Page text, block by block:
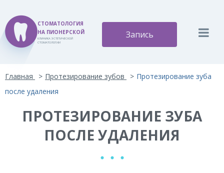
СТОМАТОЛОГИЯ
НА ПИОНЕРСКОЙ
КЛИНИКА ЭСТЕТИЧЕСКОЙ
СТОМАТОЛОГИИ
Запись
Главная Протезирование зубов
Протезирование зуба
после удаления
ПРОТЕЗИРОВАНИЕ ЗУБА
ПОСЛЕ УДАЛЕНИЯ
ВыклРазмер шрифта: A A AЦветовая схема: